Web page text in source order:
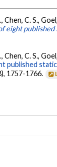
C. S.,
eight
C. S.,
published
1757-1766.